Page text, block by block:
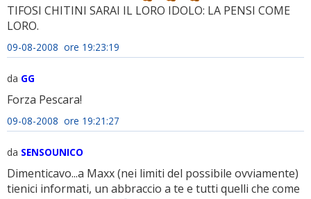
TIFOSI CHITINI SARAI IL LORO IDOLO: LA PENSI COME
LORO.
09-08-2008 ore 19:23:19
da GG
Forza Pescara!
09-08-2008 ore 19:21:27
da SENSOUNICO
Dimenticavo...a Maxx (nei limiti del possibile ovviamente)
tienici informati, un abbraccio a te e tutti quelli che come